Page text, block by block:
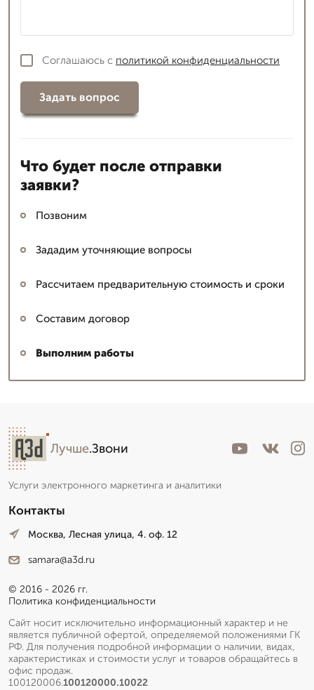
Соглашаюсь с политикой конфиденциальности
Задать вопрос
Что будет после отправки
заявки?
Позвоним
Зададим уточняющие вопросы
Рассчитаем предварительную стоимость и сроки
Составим договор
Выполним работы
Лучше.Звони
Услуги электронного маркетинга и аналитики
Контакты
Москва, Лесная улица, 4. оф. 12
samara@a3d.ru
© 2016 - 2026 гг.
Политика конфиденциальности
Сайт носит исключительно информационный характер и не
является публичной офертой, определяемой положениями ГК
РФ. Для получения подробной информации о наличии, видах,
характеристиках и стоимости услуг и товаров обращайтесь в
офис продаж.
100120006.100120000.10022